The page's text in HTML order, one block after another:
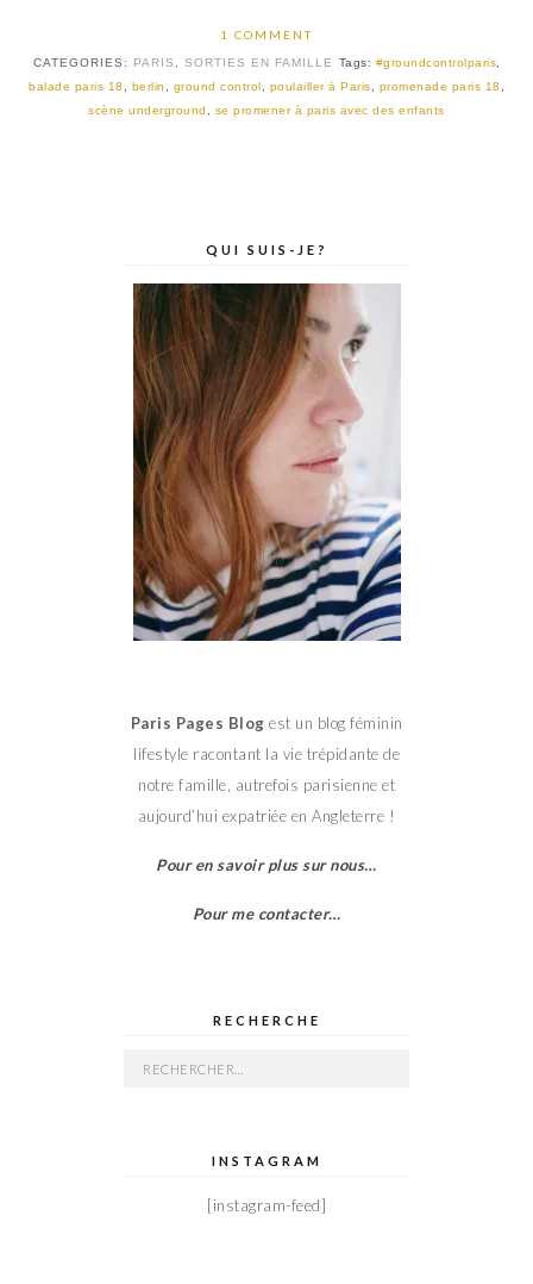
1 COMMENT
CATEGORIES: PARIS SORTIES EN FAMILLE Tags: #groundcontrolparis
balade paris 18
berlin ground control poulailler à Paris promenade paris 18
scène underground
se promener à paris avec des enfants
QUI SUIS-JE?
Paris Pages Blog est un blog féminin
lifestyle racontant la vie trépidante de
notre famille, autrefois parisienne et
aujourd’hui expatriée en Angleterre !
Pour en savoir plus sur nous…
Pour me contacter…
RECHERCHE
Rechercher :
INSTAGRAM
[instagram-feed]